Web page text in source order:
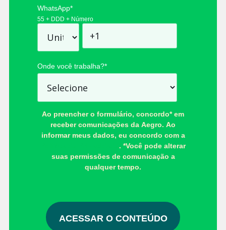
WhatsApp*
55 + DDD + Número
Onde você trabalha?*
Ao preencher o formulário, concordo* em
receber comunicações da Aegro. Ao
informar meus dados, eu concordo com a
. *Você pode alterar
suas permissões de comunicação a
qualquer tempo.